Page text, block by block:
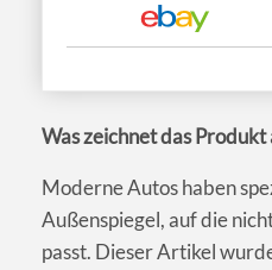
Was zeichnet das Produkt
Moderne Autos haben
Außenspiegel, auf die
passt. Dieser Artikel